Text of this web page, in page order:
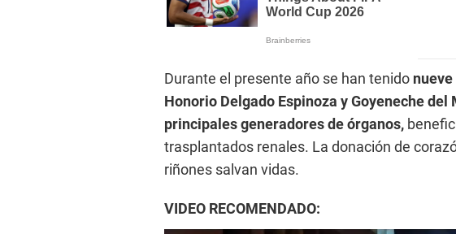
Durante el presente año se han tenido
Honorio Delgado Espinoza y Goyeneche
principales generadores de órganos,
trasplantados renales. La donación de
riñones salvan vidas.
VIDEO RECOMENDADO: